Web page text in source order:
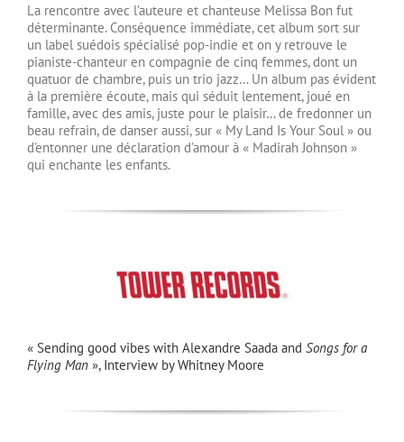
La rencontre avec l’auteure et chanteuse Melissa Bon fut
déterminante. Conséquence immédiate, cet album sort sur
un label suédois spécialisé pop-indie et on y retrouve le
pianiste-chanteur en compagnie de cinq femmes, dont un
quatuor de chambre, puis un trio jazz… Un album pas évident
à la première écoute, mais qui séduit lentement, joué en
famille, avec des amis, juste pour le plaisir… de fredonner un
beau refrain, de danser aussi, sur « My Land Is Your Soul » ou
d’entonner une déclaration d’amour à « Madirah Johnson »
qui enchante les enfants.
« Sending good vibes with Alexandre Saada and Songs for a
Flying Man », Interview by Whitney Moore